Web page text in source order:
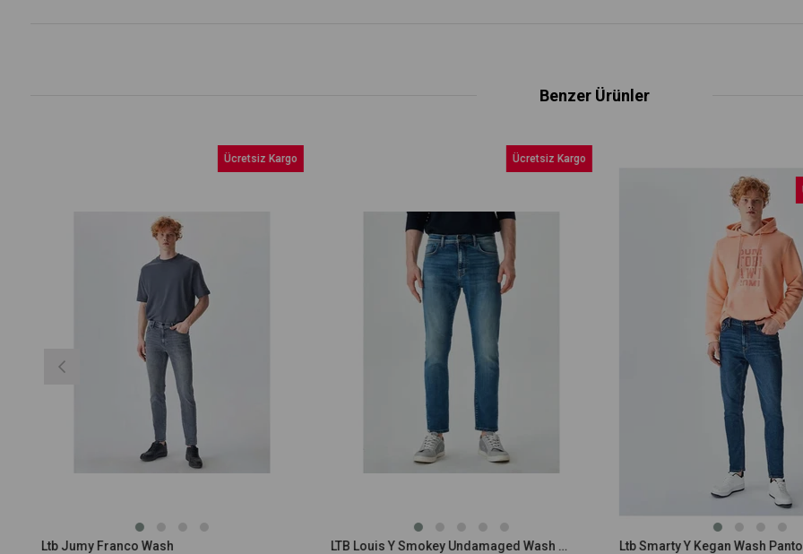
Benzer Ürünler
Ltb Jumy Franco Wash
Ücretsiz Kargo
LTB Louis Y Smokey Undamaged Wash Erkek Jean
Ücretsiz Kargo
Ltb Smarty Y Kegan Wash